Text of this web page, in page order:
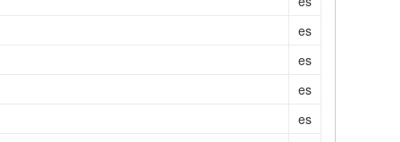
es
es
es
es